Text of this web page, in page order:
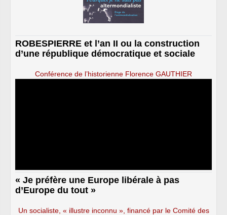
ROBESPIERRE et l’an II ou la construction
d’une république démocratique et sociale
Conférence de l’historienne Florence GAUTHIER
« Je préfère une Europe libérale à pas
d’Europe du tout »
Un socialiste, « illustre inconnu », financé par le Comité des